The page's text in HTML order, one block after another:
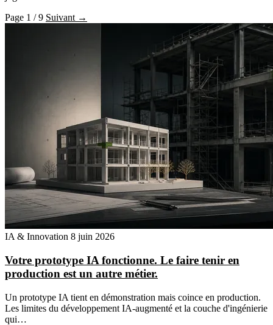
Page 1 / 9 Suivant →
IA & Innovation 8 juin 2026
Votre prototype IA fonctionne. Le faire tenir en
production est un autre métier.
Un prototype IA tient en démonstration mais coince en production.
Les limites du développement IA-augmenté et la couche d'ingénierie
qui…